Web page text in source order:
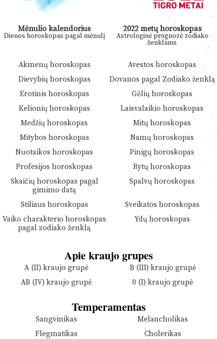
Mėnulio kalendorius
Dienos horoskopas pagal mėnulį
2022 metų horoskopas
Astrologinė prognozė zodiako
ženklams
Akmenų horoskopas
Avestos horoskopas
Dievybių horoskopas
Dovanos pagal Zodiako ženklą
Erotinis horoskopas
Gėlių horoskopas
Kelionių horoskopas
Laisvalaikio horoskopas
Medžių horoskopas
Mitų horoskopas
Mitybos horoskopas
Namų horoskopas
Nuotaikos horoskopas
Pinigų horoskopas
Profesijos horoskopas
Rytų horoskopas
Skaičių horoskopas pagal
gimimo datą
Spalvų horoskopas
Stiliaus horoskopas
Sveikatos horoskopas
Vaiko charakterio horoskopas
pagal zodiako ženklą
Ydų horoskopas
Apie kraujo grupes
A (II) kraujo grupė
B (III) kraujo grupė
AB (IV) kraujo grupė
0 (I) kraujo grupė
Temperamentas
Sangvinikas
Melancholikas
Flegmatikas
Cholerikas